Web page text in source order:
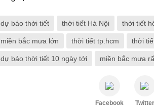
dự báo thời tiết thời tiết Hà Nội thời tiết
miền bắc mưa lớn thời tiết tp.hcm thời
dự báo thời tiết 10 ngày tới miền bắc mưa
Facebook Twitter